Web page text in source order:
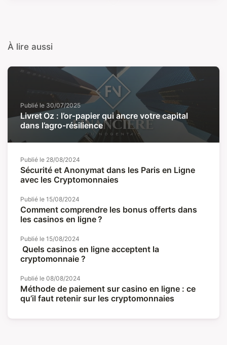
À lire aussi
Publié le 30/07/2025
Livret Oz : l’or‑papier qui ancre votre capital
dans l’agro‑résilience
Publié le 28/08/2024
Sécurité et Anonymat dans les Paris en Ligne
avec les Cryptomonnaies
Publié le 15/08/2024
Comment comprendre les bonus offerts dans
les casinos en ligne ?
Publié le 15/08/2024
Quels casinos en ligne acceptent la
cryptomonnaie ?
Publié le 08/08/2024
Méthode de paiement sur casino en ligne : ce
qu’il faut retenir sur les cryptomonnaies